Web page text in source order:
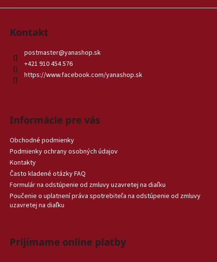
á
j
s
?
O
d
p
o
r
ú
m
Kontakt
postmaster@yanashop.sk
+421 910 454 576
https://www.facebook.com/yanashop.sk
Informácie pre vás
Obchodné podmienky
Podmienky ochrany osobných údajov
Kontakty
Často kladené otázky FAQ
Formulár na odstúpenie od zmluvy uzavretej na diaľku
Poučenie o uplatnení práva spotrebiteľa na odstúpenie od zmluvy
uzavretej na diaľku
Prijímame online platby